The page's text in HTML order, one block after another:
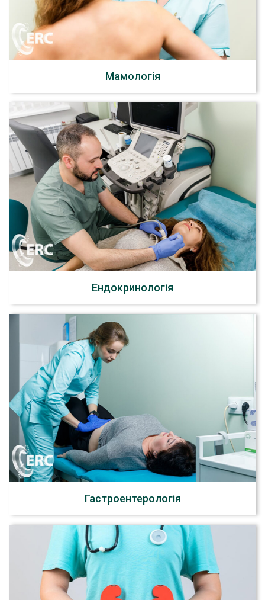
Мамологія
Ендокринологія
Гастроентерологія